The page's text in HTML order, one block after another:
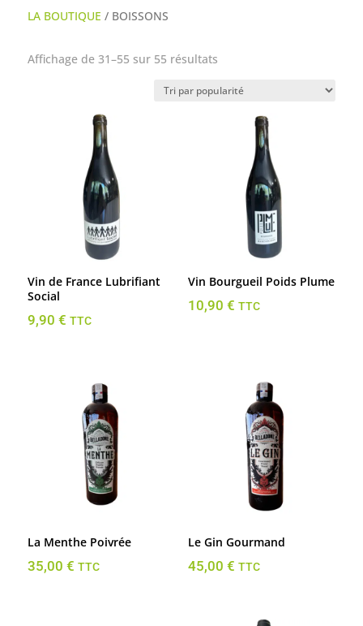
LA BOUTIQUE / BOISSONS
Affichage de 31–55 sur 55 résultatsTrié
popularité
Vin de France Lubrifiant
Social
9,90 € TTC
Vin Bourgueil Poids Plume
10,90 € TTC
La Menthe Poivrée
35,00 € TTC
Le Gin Gourmand
45,00 € TTC